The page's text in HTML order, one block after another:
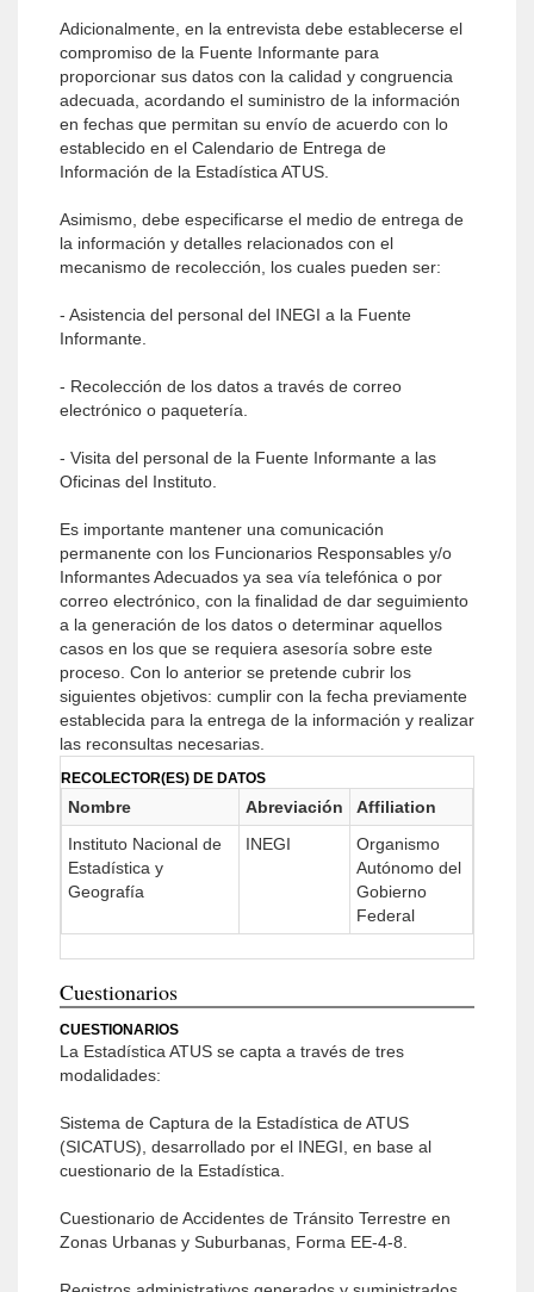
Adicionalmente, en la entrevista debe establecerse el
compromiso de la Fuente Informante para
proporcionar sus datos con la calidad y congruencia
adecuada, acordando el suministro de la información
en fechas que permitan su envío de acuerdo con lo
establecido en el Calendario de Entrega de
Información de la Estadística ATUS.
Asimismo, debe especificarse el medio de entrega de
la información y detalles relacionados con el
mecanismo de recolección, los cuales pueden ser:
- Asistencia del personal del INEGI a la Fuente
Informante.
- Recolección de los datos a través de correo
electrónico o paquetería.
- Visita del personal de la Fuente Informante a las
Oficinas del Instituto.
Es importante mantener una comunicación
permanente con los Funcionarios Responsables y/o
Informantes Adecuados ya sea vía telefónica o por
correo electrónico, con la finalidad de dar seguimiento
a la generación de los datos o determinar aquellos
casos en los que se requiera asesoría sobre este
proceso. Con lo anterior se pretende cubrir los
siguientes objetivos: cumplir con la fecha previamente
establecida para la entrega de la información y realizar
las reconsultas necesarias.
RECOLECTOR(ES) DE DATOS
Nombre Abreviación
Affiliation
Instituto Nacional de
Estadística y
Geografía
INEGI
Organismo
Autónomo del
Gobierno
Federal
Cuestionarios
CUESTIONARIOS
La Estadística ATUS se capta a través de tres
modalidades:
Sistema de Captura de la Estadística de ATUS
(SICATUS), desarrollado por el INEGI, en base al
cuestionario de la Estadística.
Cuestionario de Accidentes de Tránsito Terrestre en
Zonas Urbanas y Suburbanas, Forma EE-4-8.